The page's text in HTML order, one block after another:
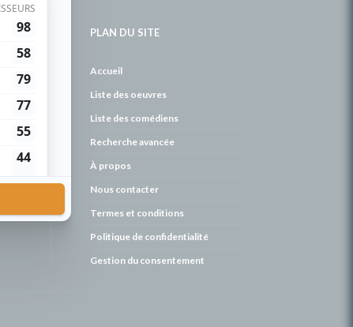
PLAN DU SITE
Accueil
Liste des oeuvres
Liste des comédiens
Recherche avancée
À propos
Nous contacter
Termes et conditions
Politique de confidentialité
Gestion du consentement